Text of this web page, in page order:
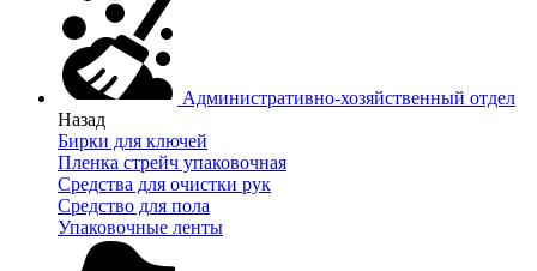
Административно-хозяйственный отдел
Назад
Бирки для ключей
Пленка стрейч упаковочная
Средства для очистки рук
Средство для пола
Упаковочные ленты